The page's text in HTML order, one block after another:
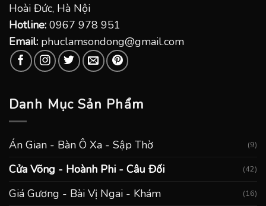
Hoài Đức, Hà Nội
Hotline: 0967 978 951
Email: phuclamsondong@gmail.com
Danh Mục Sản Phẩm
Án Gian - Bàn Ô Xa - Sập Thờ (9)
Cửa Võng - Hoành Phi - Câu Đối (42)
Giá Gương - Bài Vị Ngai - Khám (16)